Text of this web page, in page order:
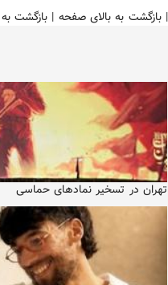
|بازگشت به بالای صفحه |بازگشت
تهران در تسخیر نمادهای حماسی